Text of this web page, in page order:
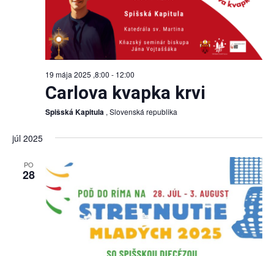
19 mája 2025 ,8:00 - 12:00
Carlova kvapka krvi
Spišská Kapitula , Slovenská republika
júl 2025
PO
28